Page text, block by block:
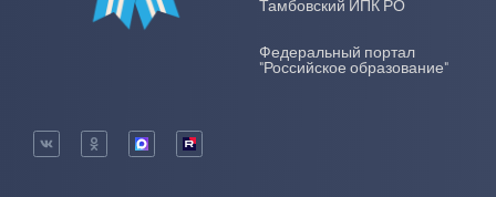
Тамбовский ИПК РО
Федеральный портал
"Российское образование"